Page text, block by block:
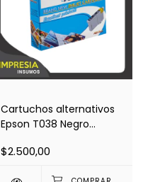
Cartuchos alternativos
Epson T038 Negro
$2.500,00